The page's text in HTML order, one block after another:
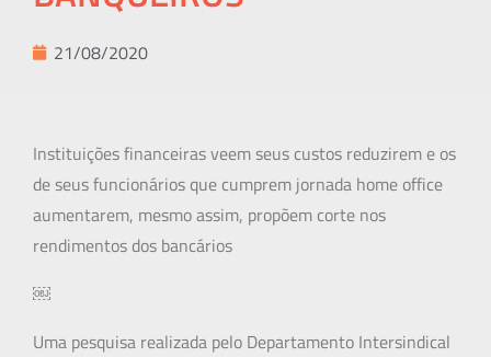
21/08/2020
Instituições financeiras veem seus custos reduzirem e os
de seus funcionários que cumprem jornada home office
aumentarem, mesmo assim, propõem corte nos
rendimentos dos bancários
￼
Uma pesquisa realizada pelo Departamento Intersindical